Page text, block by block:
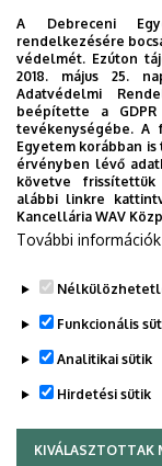
módszerek
használhatók.
gépi tanulás
sikeresen
geometriai
szerkezet
optimalizálása
kutatás
validálását
Legutóbbi frissítés:
A Debreceni
rendelkezésére
védelmét. Ezúton
2018. május 25.
Adatvédelmi
beépítette a
tevékenységébe. A
Egyetem korábban
érvényben lévő
követve
alábbi linkre
Kancellária WAV
További információk
Funkcionális
Analitikai sütik
Hirdetési sütik
KIVÁLASZTOTTAK
WITHDRAW